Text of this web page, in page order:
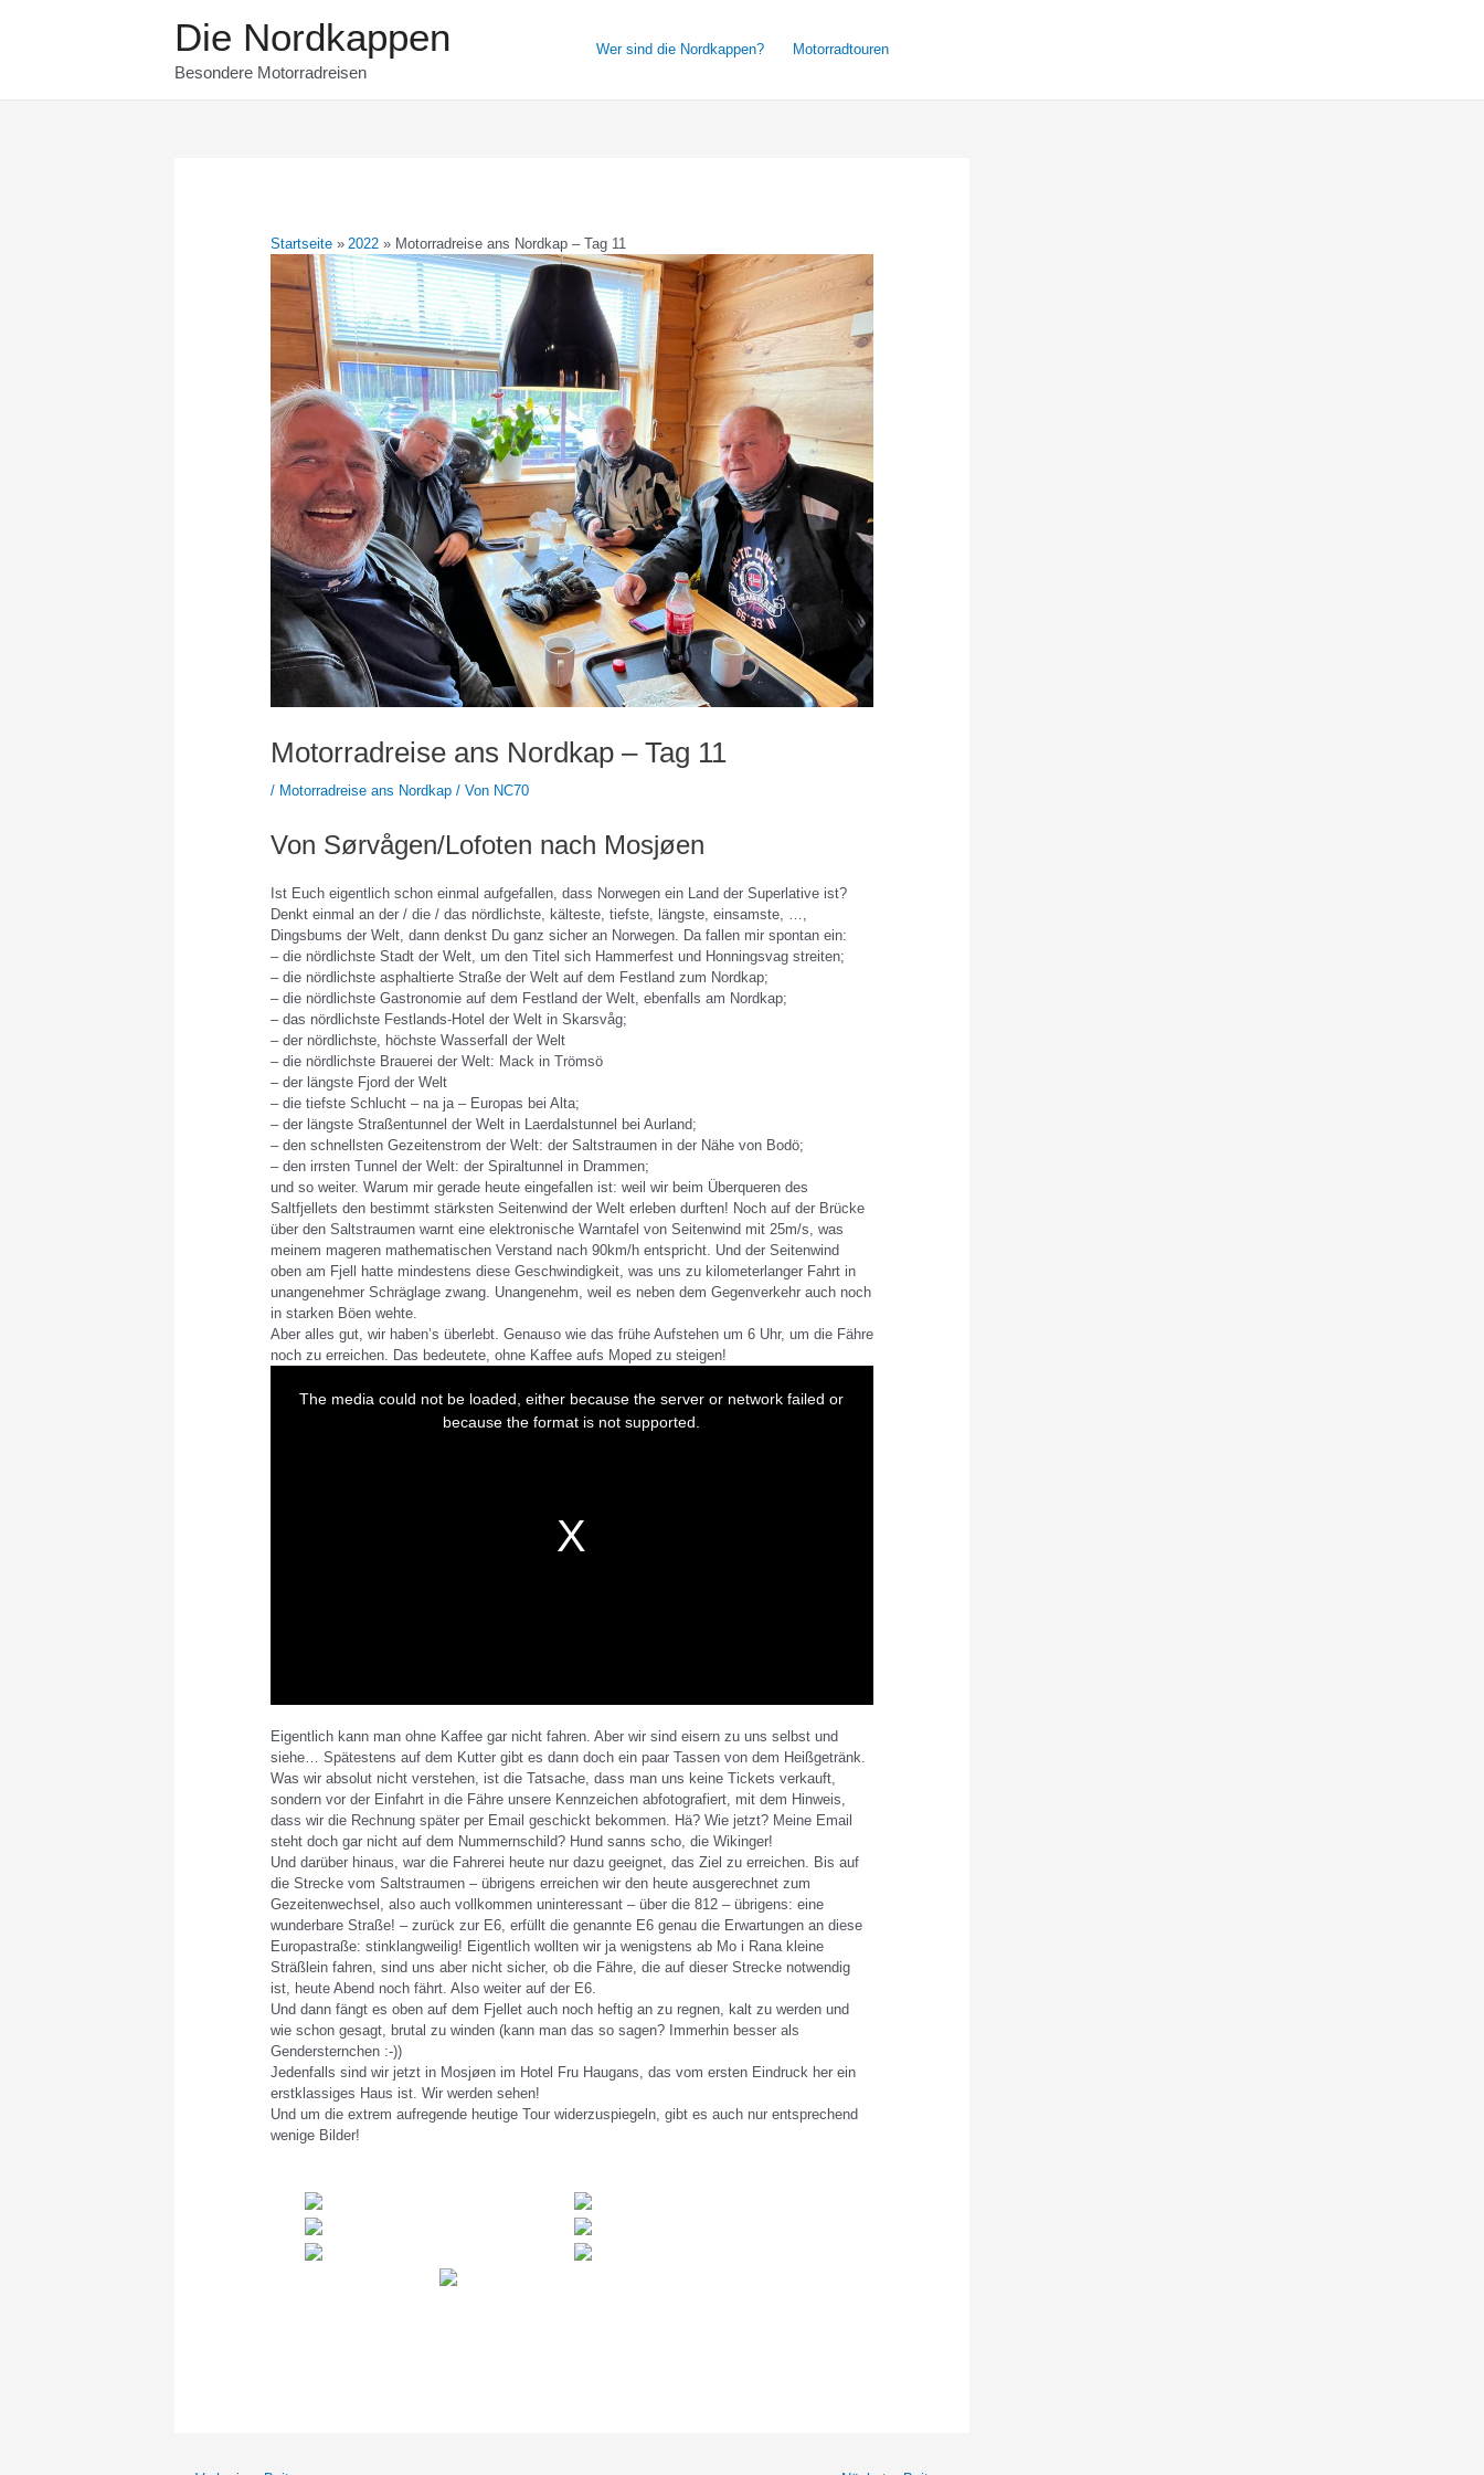
Die Nordkappen
Besondere Motorradreisen
Wer sind die Nordkappen? Motorradtouren
Startseite 2022 Motorradreise ans Nordkap – Tag 11
Motorradreise ans Nordkap – Tag 11
/ Motorradreise ans Nordkap/ Von NC70
Von Sørvågen/Lofoten nach Mosjøen
Ist Euch eigentlich schon einmal aufgefallen, dass Norwegen ein Land der Superlative ist?
Denkt einmal an der / die / das nördlichste, kälteste, tiefste, längste, einsamste, …,
Dingsbums der Welt, dann denkst Du ganz sicher an Norwegen. Da fallen mir spontan ein:
– die nördlichste Stadt der Welt, um den Titel sich Hammerfest und Honningsvag streiten;
– die nördlichste asphaltierte Straße der Welt auf dem Festland zum Nordkap;
– die nördlichste Gastronomie auf dem Festland der Welt, ebenfalls am Nordkap;
– das nördlichste Festlands-Hotel der Welt in Skarsvåg;
– der nördlichste, höchste Wasserfall der Welt
– die nördlichste Brauerei der Welt: Mack in Trömsö
– der längste Fjord der Welt
– die tiefste Schlucht – na ja – Europas bei Alta;
– der längste Straßentunnel der Welt in Laerdalstunnel bei Aurland;
– den schnellsten Gezeitenstrom der Welt: der Saltstraumen in der Nähe von Bodö;
– den irrsten Tunnel der Welt: der Spiraltunnel in Drammen;
und so weiter. Warum mir gerade heute eingefallen ist: weil wir beim Überqueren des
Saltfjellets den bestimmt stärksten Seitenwind der Welt erleben durften! Noch auf der Brücke
über den Saltstraumen warnt eine elektronische Warntafel von Seitenwind mit 25m/s, was
meinem mageren mathematischen Verstand nach 90km/h entspricht. Und der Seitenwind
oben am Fjell hatte mindestens diese Geschwindigkeit, was uns zu kilometerlanger Fahrt in
unangenehmer Schräglage zwang. Unangenehm, weil es neben dem Gegenverkehr auch noch
in starken Böen wehte.
Aber alles gut, wir haben’s überlebt. Genauso wie das frühe Aufstehen um 6 Uhr, um die Fähre
noch zu erreichen. Das bedeutete, ohne Kaffee aufs Moped zu steigen!
The media could not be loaded, either because the server or network failed or
because the format is not supported.
Eigentlich kann man ohne Kaffee gar nicht fahren. Aber wir sind eisern zu uns selbst und
siehe… Spätestens auf dem Kutter gibt es dann doch ein paar Tassen von dem Heißgetränk.
Was wir absolut nicht verstehen, ist die Tatsache, dass man uns keine Tickets verkauft,
sondern vor der Einfahrt in die Fähre unsere Kennzeichen abfotografiert, mit dem Hinweis,
dass wir die Rechnung später per Email geschickt bekommen. Hä? Wie jetzt? Meine Email
steht doch gar nicht auf dem Nummernschild? Hund sanns scho, die Wikinger!
Und darüber hinaus, war die Fahrerei heute nur dazu geeignet, das Ziel zu erreichen. Bis auf
die Strecke vom Saltstraumen – übrigens erreichen wir den heute ausgerechnet zum
Gezeitenwechsel, also auch vollkommen uninteressant – über die 812 – übrigens: eine
wunderbare Straße! – zurück zur E6, erfüllt die genannte E6 genau die Erwartungen an diese
Europastraße: stinklangweilig! Eigentlich wollten wir ja wenigstens ab Mo i Rana kleine
Sträßlein fahren, sind uns aber nicht sicher, ob die Fähre, die auf dieser Strecke notwendig
ist, heute Abend noch fährt. Also weiter auf der E6.
Und dann fängt es oben auf dem Fjellet auch noch heftig an zu regnen, kalt zu werden und
wie schon gesagt, brutal zu winden (kann man das so sagen? Immerhin besser als
Gendersternchen :-))
Jedenfalls sind wir jetzt in Mosjøen im Hotel Fru Haugans, das vom ersten Eindruck her ein
erstklassiges Haus ist. Wir werden sehen!
Und um die extrem aufregende heutige Tour widerzuspiegeln, gibt es auch nur entsprechend
wenige Bilder!
Beitragsnavigation